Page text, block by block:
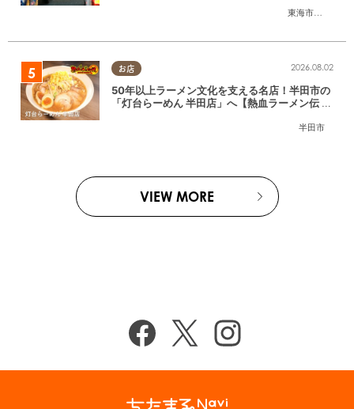
東海市
,大府市
お店
半田市
2026.08.02
50年以上ラーメン文化を支える名店！半田市の
「灯台らーめん 半田店」へ【熱血ラーメン伝 8
VIEW MORE